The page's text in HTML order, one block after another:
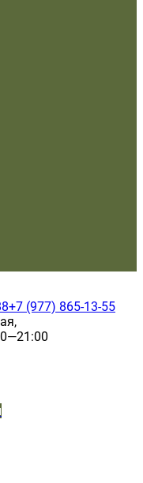
+7 (977) 865-13-55